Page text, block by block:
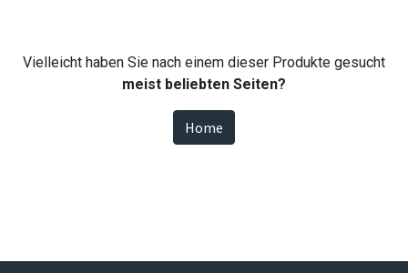
Vielleicht haben Sie nach einem dieser Produkte gesucht
meist beliebten Seiten?
Home